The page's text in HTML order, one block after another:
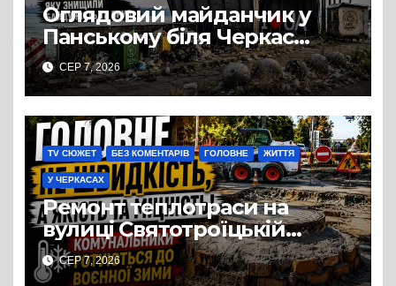
Оглядовий майданчик у
Панському біля Черкас
перетворився на занедбане
сміттєзвалище
СЕР 7, 2026
TV СЮЖЕТ БЕЗ КОМЕНТАРІВ ГОЛОВНЕ ЖИТТЯ
У ЧЕРКАСАХ
Ремонт теплотраси на
вулиці Святотроїцькій
затягнувся порівняно із
запланованими термінами.
СЕР 7, 2026